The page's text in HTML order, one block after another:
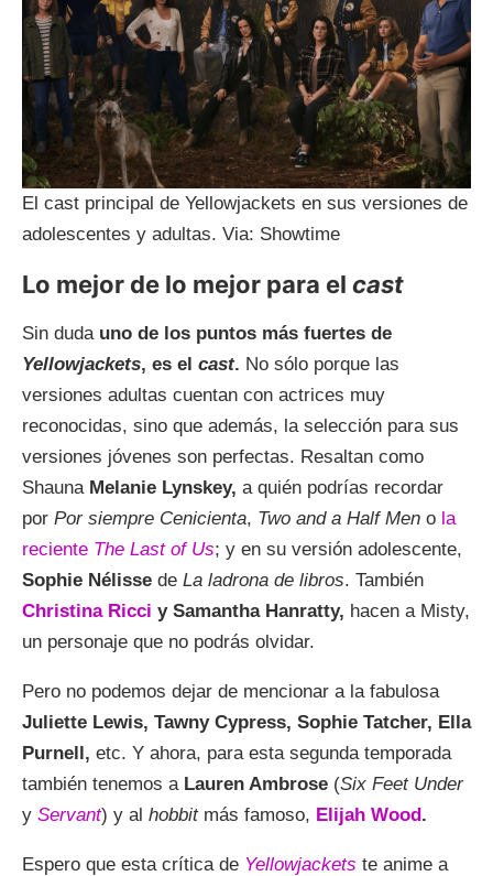
El cast principal de Yellowjackets en sus versiones de
adolescentes y adultas. Via: Showtime
Lo mejor de lo mejor para el cast
Sin duda uno de los puntos más fuertes de
Yellowjackets, es el cast. No sólo porque las
versiones adultas cuentan con actrices muy
reconocidas, sino que además, la selección para sus
versiones jóvenes son perfectas. Resaltan como
Shauna Melanie Lynskey, a quién podrías recordar
por Por siempre Cenicienta, Two and a Half Men o la
reciente The Last of Us; y en su versión adolescente,
Sophie Nélisse de La ladrona de libros. También
Christina Ricci y Samantha Hanratty, hacen a Misty,
un personaje que no podrás olvidar.
Pero no podemos dejar de mencionar a la fabulosa
Juliette Lewis, Tawny Cypress, Sophie Tatcher, Ella
Purnell, etc. Y ahora, para esta segunda temporada
también tenemos aLauren Ambrose (Six Feet Under
y Servant) y al hobbitmás famoso, Elijah Wood.
Espero que esta crítica de Yellowjackets te anime a